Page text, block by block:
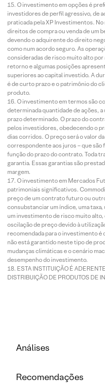
O investimento em opções é
investidores de perfil agressivo, de
praticada pela XP Investimentos.
direitos de compra ou venda de um
devendo o adquirente do direito
como num acordo seguro. As
consideradas de risco muito alto
retorno e algumas posições
superiores ao capital investido. A
é de curto prazo e o patrimônio do
produto.
O investimento em termos são
determinada quantidade de ações,
prazo determinado. O prazo do
pelos investidores, obedecendo o
dias corridos. O preço será o valor
correspondente aos juros – que são
função do prazo do contrato. Toda
garantia. Essas garantias são
margem.
O investimento em Mercados
patrimoniais significativos.
preço de um contrato futuro ou
consubstanciar um índice, uma
um investimento de risco muito
oscilação de preço devido à
recomendada para o investimento
não está garantido neste tipo de
mudanças climáticas e o cenário
desempenho do investimento.
ESTA INSTITUIÇÃO É
DISTRIBUIÇÃO DE PRODUTOS DE
Análises
Recomendações